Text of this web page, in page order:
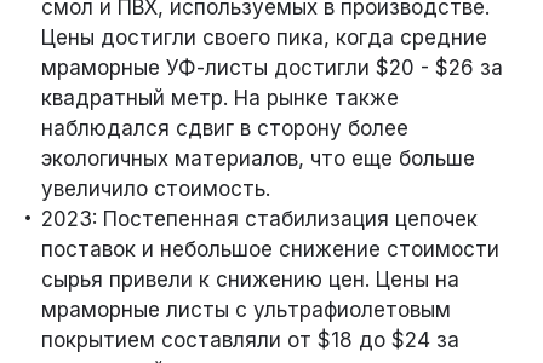
смол и ПВХ, используемых в производстве.
Цены достигли своего пика, когда средние
мраморные УФ-листы достигли $20 - $26 за
квадратный метр. На рынке также
наблюдался сдвиг в сторону более
экологичных материалов, что еще больше
увеличило стоимость.
2023: Постепенная стабилизация цепочек
поставок и небольшое снижение стоимости
сырья привели к снижению цен. Цены на
мраморные листы с ультрафиолетовым
покрытием составляли от $18 до $24 за